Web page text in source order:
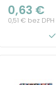
okamžite
Celoročný
týmto
dizajnom
dodáva
výnimočný
vzhľad ocení
0,63 €
0,51 € bez DPH